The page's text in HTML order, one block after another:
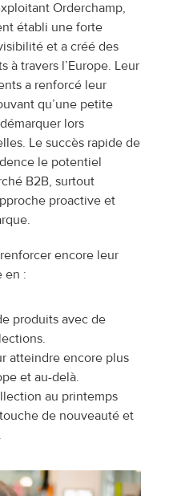
Orderchamp,
établi une forte
et a créé des
à travers l’Europe. Leur
a renforcé leur
qu’une petite
lors
Le succès rapide de
le potentiel
B2B, surtout
proactive et
encore leur
en :
produits avec de
atteindre encore plus
et au-delà.
au printemps
de nouveauté et